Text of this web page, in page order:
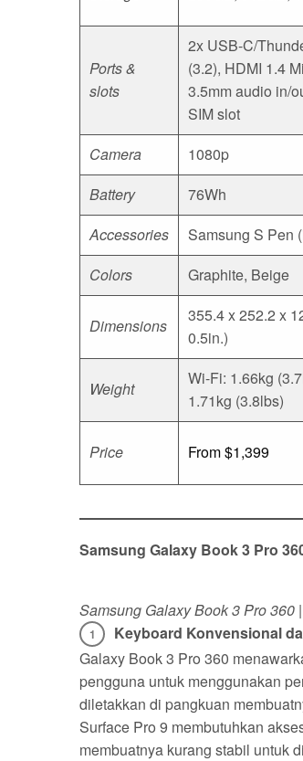
Ports &
slots
2x USB-C/
(3.2), HDMI 1.4
3.5mm audio in/
SIM slot
Camera
1080p
Battery
76Wh
Accessories
Samsung S Pen
Colors
Graphite, Beige
Dimensions
355.4 x 252.2 x
0.5in.)
Weight
Wi-Fi: 1.66kg
1.71kg (3.8lbs)
Price From $1,399
Samsung Galaxy Book 3 Pro
Samsung Galaxy Book 3 Pro 360
Keyboard Konvensional
Galaxy Book 3 Pro 360
pengguna untuk menggunakan
diletakkan di pangkuan
Surface Pro 9 membutuhkan
membuatnya kurang stabil untuk